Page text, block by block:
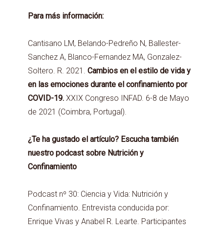
Para más información:
Cantisano LM, Belando-Pedreño N, Ballester-
Sanchez A, Blanco-Fernandez MA, Gonzalez-
Soltero. R. 2021. Cambios en el estilo de vida y
en las emociones durante el confinamiento por
COVID-19. XXIX Congreso INFAD. 6-8 de Mayo
de 2021 (Coimbra, Portugal).
¿Te ha gustado el artículo? Escucha también
nuestro podcast sobre Nutrición y
Confinamiento
Podcast nº 30: Ciencia y Vida: Nutrición y
Confinamiento. Entrevista conducida por:
Enrique Vivas y Anabel R. Learte. Participantes